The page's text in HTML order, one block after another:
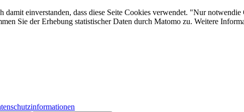
damit einverstanden, dass diese Seite Cookies verwendet. "Nur
Sie der Erhebung statistischer Daten durch Matomo zu. Weitere